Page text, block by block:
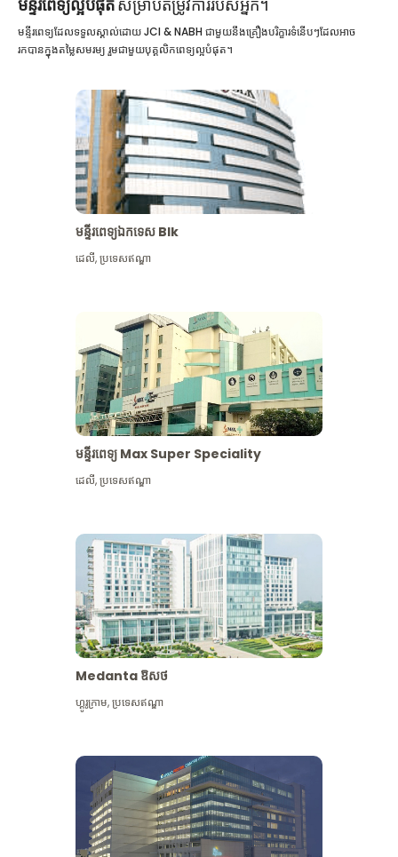
មន្ទីរពេទ្យល្អបំផុតសម្រាប់តម្រូវការរបស់អ្នក។
មន្ទីរពេទ្យដែលទទួលស្គាល់ដោយ JCI & NABH ជាមួយនឹងគ្រឿងបរិក្ខារទំនើបៗដែលអាច
រកបានក្នុងតម្លៃសមរម្យ រួមជាមួយបុគ្គលិកពេទ្យល្អបំផុត។
មន្ទីរពេទ្យឯកទេស Blk
ដេលី,ប្រទេសឥណ្ឌា
មន្ទីរពេទ្យ Max Super Speciality
ដេលី,ប្រទេសឥណ្ឌា
Medanta ឱសថ
ហ្គូរូក្រាម,ប្រទេសឥណ្ឌា